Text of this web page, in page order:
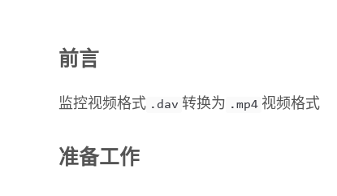
前言
监控视频格式 .dav 转换为 .mp4 视频格式
准备工作